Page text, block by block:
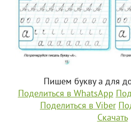
Пишем букву а для
Поделиться в WhatsApp
Поделиться в Viber
Скачать